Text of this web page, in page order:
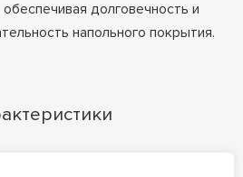
долговечность и
напольного покрытия.